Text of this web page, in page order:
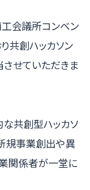
工会議所コンベン
共創ハッカソン
せていただきま
共創型ハッカソ
新規事業創出や異
関係者が一堂に